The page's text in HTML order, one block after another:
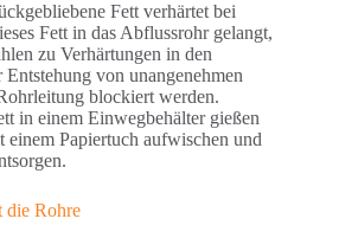
Fett verhärtet bei
Fett in das Abflussrohr gelangt,
zu Verhärtungen in den
von unangenehmen
blockiert werden.
in einem Einwegbehälter gießen
einem Papiertuch aufwischen und
die Rohre